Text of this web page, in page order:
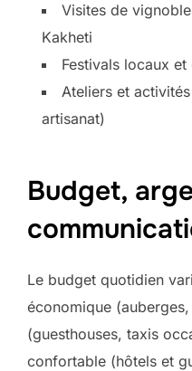
Visites de
Kakheti
Festivals locaux
Ateliers et
artisanat)
Budget,
Le budget quotidien
économique
(guesthouses, taxis
confortable (hôtels et